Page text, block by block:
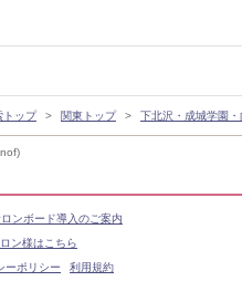
トップ 関東トップ 下北沢・成城学園
ンボード導入のご案内
ン様はこちら
ーポリシー 利用規約